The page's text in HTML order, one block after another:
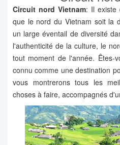
Circuit nord Vietnam: Il existe
que le nord du Vietnam soit la
un large éventail de diversité
l'authenticité de la culture, le
tout moment de l'année. Êtes-
connu comme une destination
vous montrerons tous les
choses à faire, accompagnés